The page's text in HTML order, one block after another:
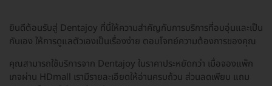
ยินดีต้อนรับสู่ Dentajoy ที่นี่ให้ความสำคัญกับการบริการที่อบอุ่นและเป็น
กันเอง ให้การดูแลตัวเองเป็นเรื่องง่าย ตอบโจทย์ความต้องการของคุณ
คุณสามารถใช้บริการจาก Dentajoy ในราคาประหยัดกว่า เมื่อจองแพ็ก
เกจผ่าน HDmall เรามีรายละเอียดให้อ่านครบถ้วน ส่วนลดเพียบ แถม